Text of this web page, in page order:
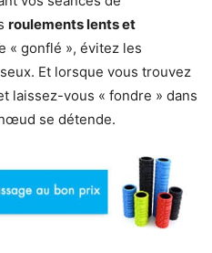
roulements lents et
« gonflé », évitez les
Et lorsque vous trouvez
laissez-vous « fondre » dans
se détende.